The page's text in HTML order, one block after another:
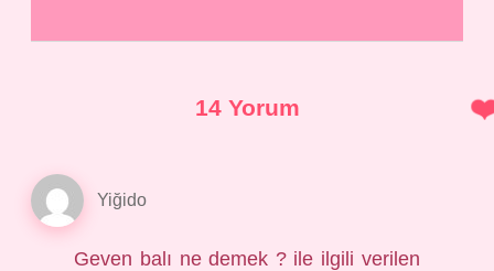
14 Yorum
Yiğido
Geven balı ne demek ? ile ilgili verilen